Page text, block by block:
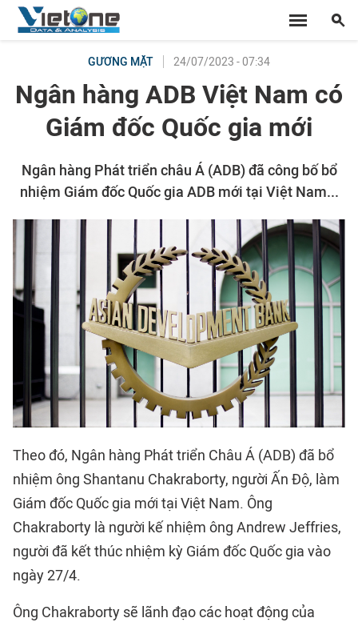
GƯƠNG MẶT 24/07/2023 - 07:34
Ngân hàng ADB Việt Nam có
Giám đốc Quốc gia mới
Ngân hàng Phát triển châu Á (ADB) đã công bố bổ
nhiệm Giám đốc Quốc gia ADB mới tại Việt Nam...
Theo đó, Ngân hàng Phát triển Châu Á (ADB) đã bổ
nhiệm ông Shantanu Chakraborty, người Ấn Độ, làm
Giám đốc Quốc gia mới tại Việt Nam. Ông
Chakraborty là người kế nhiệm ông Andrew Jeffries,
người đã kết thúc nhiệm kỳ Giám đốc Quốc gia vào
ngày 27/4.
Ông Chakraborty sẽ lãnh đạo các hoạt động của